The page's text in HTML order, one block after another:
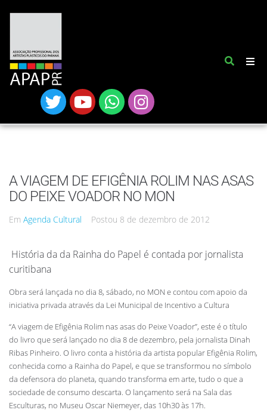
A VIAGEM DE EFIGÊNIA ROLIM NAS ASAS
DO PEIXE VOADOR NO MON
Em Agenda Cultural Postou 8 de dezembro de 2012
História da da Rainha do Papel é contada por jornalista
curitibana
Obra será lançada no dia 8, sábado, no MON e contou com apoio da
iniciativa privada através da Lei Municipal de Incentivo a Cultura
“A viagem de Efigênia Rolim nas asas do Peixe Voador”, este é o título
do livro que será lançado no dia 8 de dezembro, pela jornalista Dinah
Ribas Pinheiro. O livro conta a história da artista popular Efigênia Rolim,
conhecida como a Rainha do Papel, e que se transformou no símbolo
da defensora do planeta, quando transforma em arte, tudo o que a
sociedade de consumo descarta. O lançamento será na Sala das
Esculturas, no Museu Oscar Niemeyer, das 10h30 às 17h.